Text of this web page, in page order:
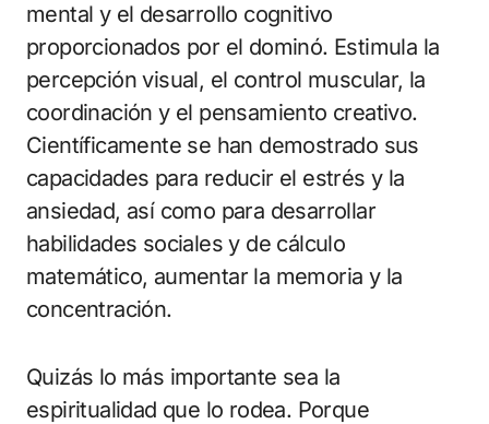
mental y el desarrollo cognitivo
proporcionados por el dominó. Estimula la
percepción visual, el control muscular, la
coordinación y el pensamiento creativo.
Científicamente se han demostrado sus
capacidades para reducir el estrés y la
ansiedad, así como para desarrollar
habilidades sociales y de cálculo
matemático, aumentar la memoria y la
concentración.
Quizás lo más importante sea la
espiritualidad que lo rodea. Porque